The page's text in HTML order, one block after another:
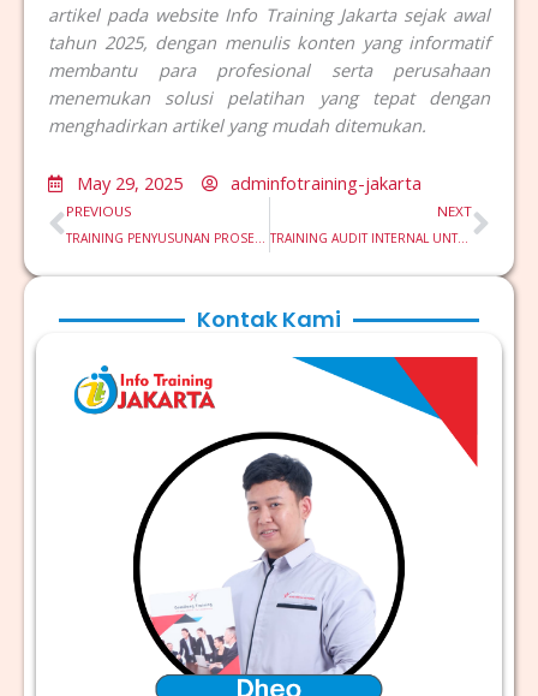
artikel pada website Info Training Jakarta sejak awal
tahun 2025, dengan menulis konten yang informatif
membantu para profesional serta perusahaan
menemukan solusi pelatihan yang tepat dengan
menghadirkan artikel yang mudah ditemukan.
May 29, 2025 adminfotraining-jakarta
Prev
PREVIOUS
TRAINING PENYUSUNAN PROSEDUR DAN KEBIJAKAN ANTI PENCUCIAN UANG DI BANK
NEXT
TRAINING AUDIT INTERNAL UNTUK PERUSAHAAN TEKNOLOGI DAN STARTUPS
Kontak Kami